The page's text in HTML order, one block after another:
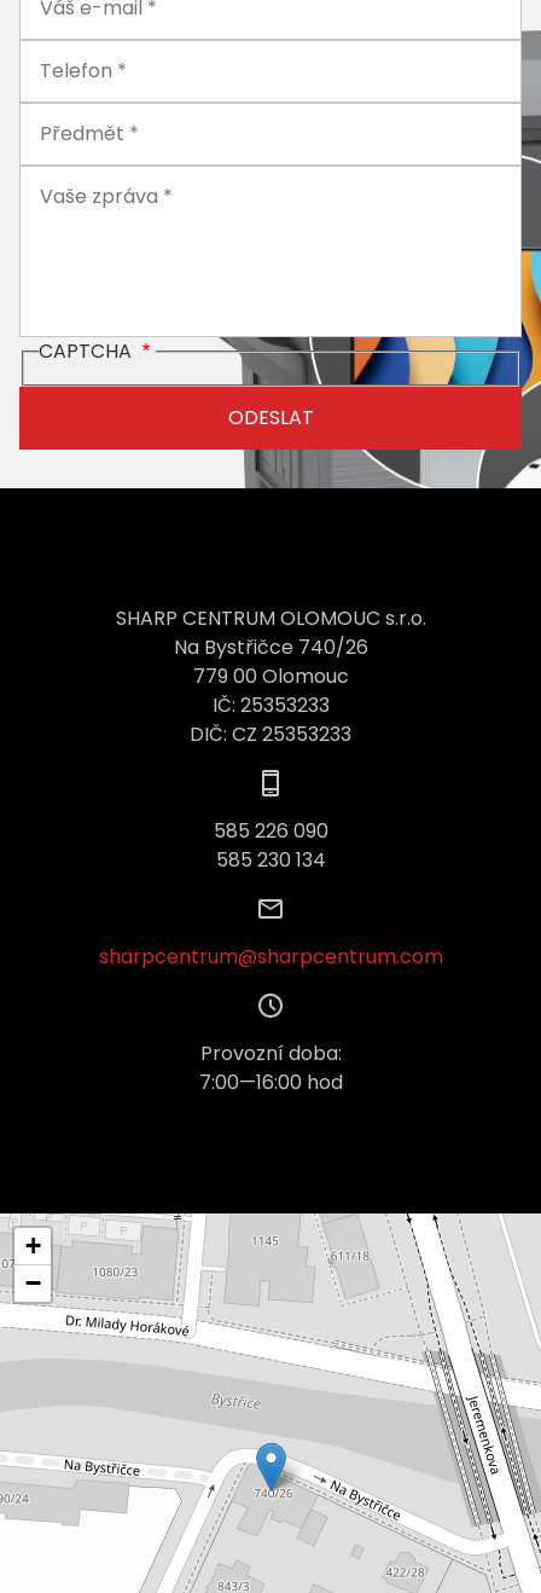
CAPTCHA
SHARP CENTRUM OLOMOUC s.r.o.
Na Bystřičce 740/26
779 00 Olomouc
IČ: 25353233
DIČ: CZ 25353233
585 226 090
585 230 134
Provozní doba:
7:00—16:00 hod
sharpcentrum@sharpcentrum.com
+
−